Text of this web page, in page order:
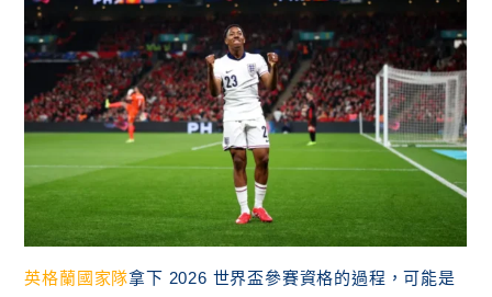
英格蘭國家隊拿下 2026 世界盃參賽資格的過程，可能是